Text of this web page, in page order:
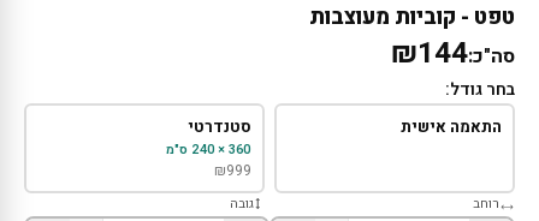
טפט - קוביות מעוצבות
סה"כ:₪144
בחר גודל:
התאמה אישית סטנדרטי
360 × 240 ס"מ
₪999
רוחב גובה